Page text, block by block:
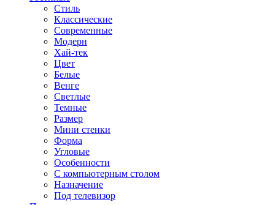
Стиль
Классические
Современные
Модерн
Хай-тек
Цвет
Белые
Венге
Светлые
Темные
Размер
Мини стенки
Форма
Угловые
Особенности
С компьютерным столом
Назначение
Под телевизор